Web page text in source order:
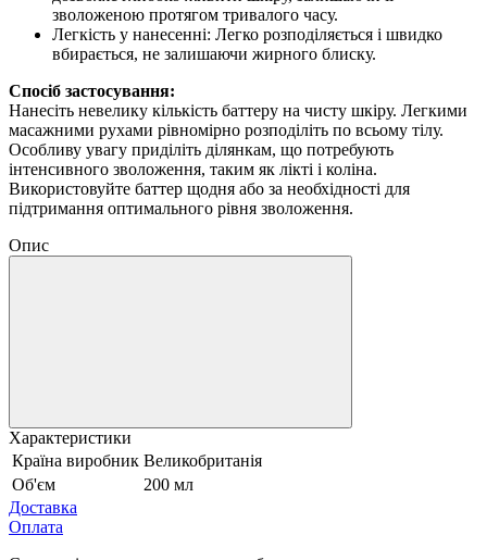
зволоженою протягом тривалого часу.
Легкість у нанесенні: Легко розподіляється і швидко
вбирається, не залишаючи жирного блиску.
Спосіб застосування:
Нанесіть невелику кількість баттеру на чисту шкіру. Легкими
масажними рухами рівномірно розподіліть по всьому тілу.
Особливу увагу приділіть ділянкам, що потребують
інтенсивного зволоження, таким як лікті і коліна.
Використовуйте баттер щодня або за необхідності для
підтримання оптимального рівня зволоження.
Опис
Характеристики
Країна виробник Великобританія
Об'єм
200 мл
Доставка
Оплата